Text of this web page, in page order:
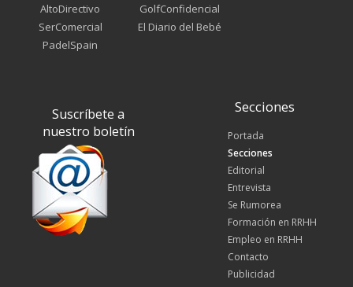
AltoDirectivo
SerComercial
PadelSpain
GolfConfidencial
El Diario del Bebé
Suscríbete a
nuestro boletín
Secciones
Portada
Secciones
Editorial
Entrevista
Se Rumorea
Formación en RRHH
Empleo en RRHH
Contacto
Publicidad